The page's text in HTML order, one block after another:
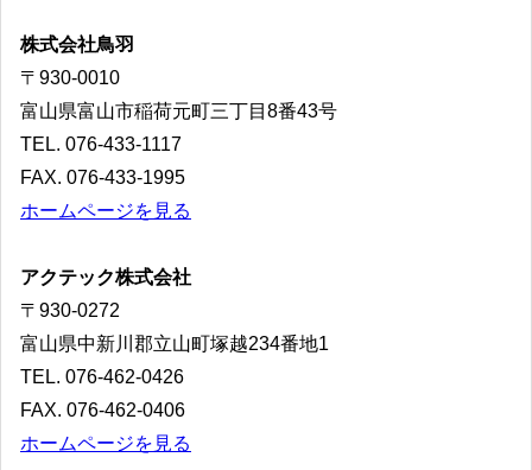
株式会社鳥羽
〒930-0010
富山県富山市稲荷元町三丁目8番43号
TEL. 076-433-1117
FAX. 076-433-1995
ホームページを見る
アクテック株式会社
〒930-0272
富山県中新川郡立山町塚越234番地1
TEL. 076-462-0426
FAX. 076-462-0406
ホームページを見る